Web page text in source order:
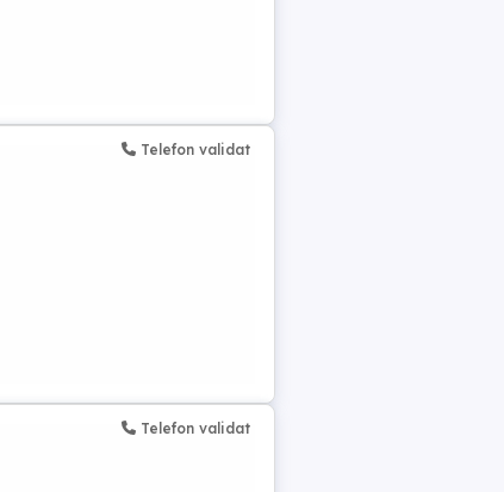
Telefon validat
Telefon validat